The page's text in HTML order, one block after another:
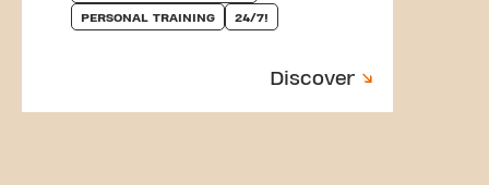
PERSONAL TRAINING 24/7!
Discover